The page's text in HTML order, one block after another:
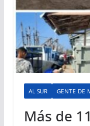
AL SUR GENTE DE
Más de